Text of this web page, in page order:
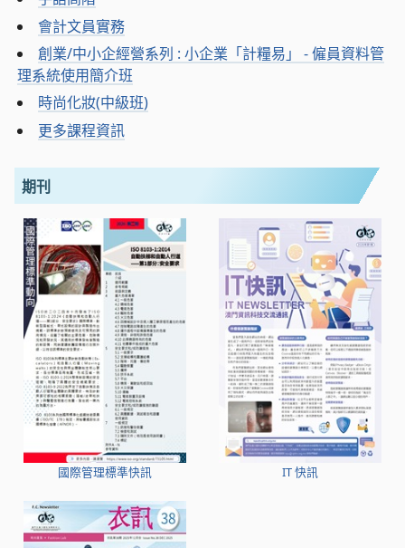
會計文員實務
創業/中小企經營系列 : 小企業「計糧易」 - 僱員資料管
理系統使用簡介班
時尚化妝(中級班)
更多課程資訊
期刊
國際管理標準快訊 IT 快訊